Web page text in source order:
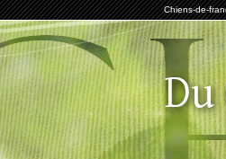
Chiens-de-
Du